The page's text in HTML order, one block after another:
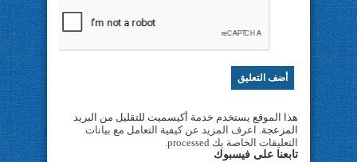
هذا الموقع يستخدم خدمة أكيسميت للتقليل من البريد
المزعجة. اعرف المزيد عن كيفية التعامل مع بيانات
التعليقات الخاصة بك processed
.
تابعنا على فيسبوك